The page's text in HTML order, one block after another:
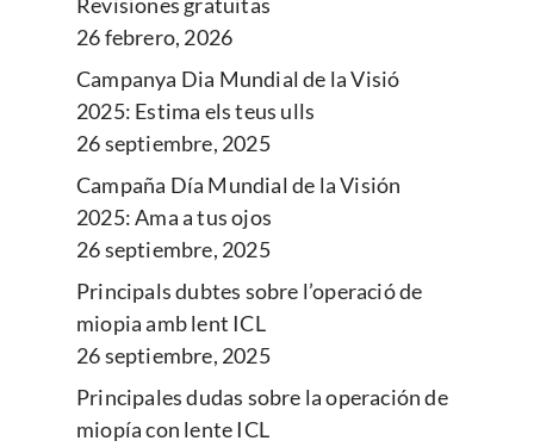
26 febrero, 2026
Campanya Dia Mundial de la Visió
2025: Estima els teus ulls
26 septiembre, 2025
Campaña Día Mundial de la Visión
2025: Ama a tus ojos
26 septiembre, 2025
Principals dubtes sobre l’operació de
miopia amb lent ICL
26 septiembre, 2025
Principales dudas sobre la operación de
miopía con lente ICL